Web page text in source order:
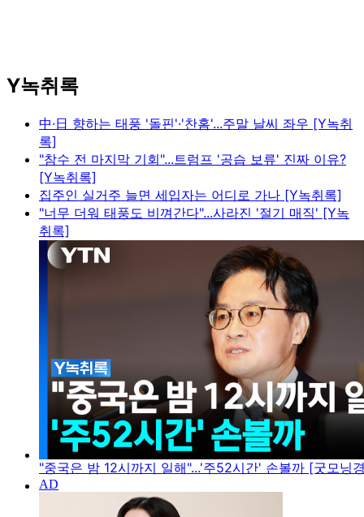
Y녹취록
中·日 향하는 태풍 '돌핀'·'찬홈'...주말 날씨 좌우 [Y녹취
록]
"참수 전 마지막 기회"...트럼프 '공습 보류' 진짜 이유?
[Y녹취록]
집주인 실거주 늘면 세입자는 어디로 가나 [Y녹취록]
"너무 더워 태풍도 비껴간다"...사라진 '절기 매직' [Y녹
취록]
"중국은 밤 12시까지 일해"...'주52시간' 손볼까 [굿모닝